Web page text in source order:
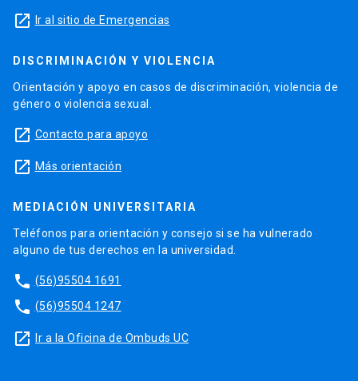
launch Ir al sitio de Emergencias
DISCRIMINACIÓN Y VIOLENCIA
Orientación y apoyo en casos de discriminación, violencia de
género o violencia sexual.
launch Contacto para apoyo
launch Más orientación
MEDIACIÓN UNIVERSITARIA
Teléfonos para orientación y consejo si se ha vulnerado
alguno de tus derechos en la universidad.
phone (56)95504 1691
phone (56)95504 1247
launch Ir a la Oficina de Ombuds UC